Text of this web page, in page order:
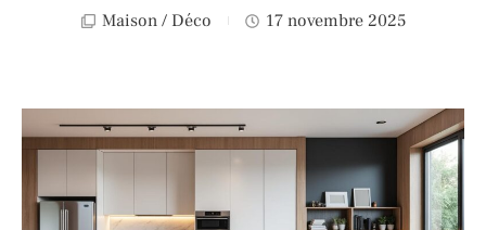
Maison / Déco 17 novembre 2025